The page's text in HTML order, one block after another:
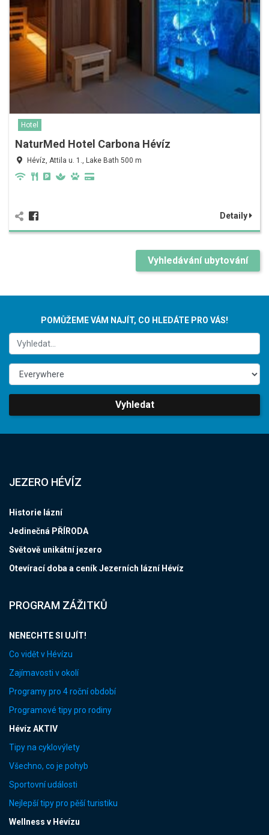
Hotel
NaturMed Hotel Carbona Hévíz
Hévíz, Attila u. 1., Lake Bath 500 m
Detaily
Vyhledávání ubytování
POMŮŽEME VÁM NAJÍT, CO HLEDÁTE PRO VÁS!
Vyhledat
JEZERO HÉVÍZ
Historie lázní
Jedinečná PŘÍRODA
Světově unikátní jezero
Otevírací doba a ceník Jezerních lázní Hévíz
PROGRAM ZÁŽITKŮ
NENECHTE SI UJÍT!
Co vidět v Hévízu
Zajímavosti v okolí
Programy pro 4 roční období
Programové tipy pro rodiny
Hévíz AKTIV
Tipy na cyklovýlety
Všechno, co je pohyb
Sportovní události
Nejlepší tipy pro pěší turistiku
Wellness v Hévízu